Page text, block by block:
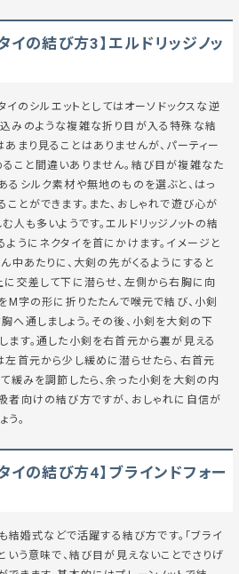
イの結び方3】エルドリッジノッ
タイのシルエットとしてはオーソドックスな逆
みのような複雑な折り目が入る特殊な結
まり見ることはありませんが、パーティー
こと間違いありません。結び目が複雑なた
るシルク素材や無地のものを選ぶと、はっ
とができます。また、おしゃれで遊び心が
人も多いようです。エルドリッジノットの結
ようにネクタイを首にかけます。イメージと
中あたりに、大剣の先がくるようにすると
に交差して下に潜らせ、左側から右胸に向
M字の形に折りたたんで喉元で結び、小剣
へ通しましょう。その後、小剣を大剣の下
ます。通した小剣を右首元から裏が見える
左首元から少し緩めに潜らせたら、右首元
緩みを調節したら、余った小剣を大剣の内
者向けの結び方ですが、おしゃれに自信が
。
イの結び方4】ブラインドフォー
も結婚式などで活躍する結び方です。「ブライ
いう意味で、結び目が見えないことでさりげ